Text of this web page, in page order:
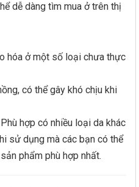
dễ dàng tìm mua ở trên thị
hóa ở một số loại chưa thực
có thể gây khó chịu khi
hợp có nhiều loại da khác
sử dụng mà các bạn có thể
phẩm phù hợp nhất.